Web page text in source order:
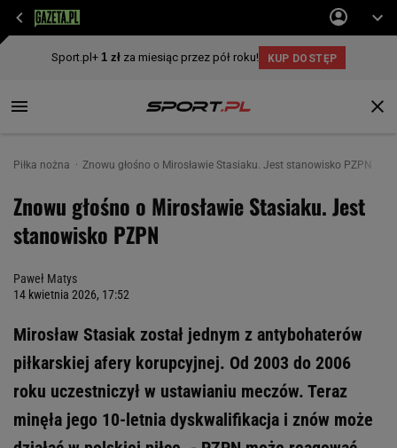
Piłka nożna Znowu głośno o Mirosławie Stasiaku. Jest stanowisko PZPN
Znowu głośno o Mirosławie Stasiaku. Jest
stanowisko PZPN
Paweł Matys
14 kwietnia 2026, 17:52
Mirosław Stasiak został jednym z antybohaterów
piłkarskiej afery korupcyjnej. Od 2003 do 2006
roku uczestniczył w ustawianiu meczów. Teraz
minęła jego 10-letnia dyskwalifikacja i znów może